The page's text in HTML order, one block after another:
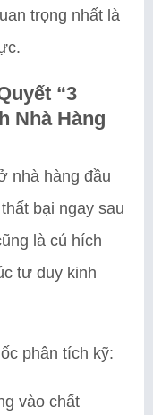
trọng nhất là
“3
Nhà Hàng
nhà hàng đầu
bại ngay sau
là cú hích
tư duy kinh
phân tích kỹ:
vào chất